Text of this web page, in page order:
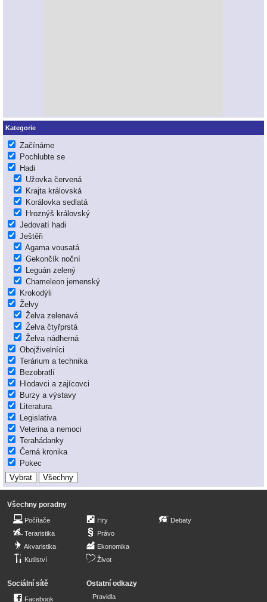
Kategorie
Začínáme
Pochlubte se
Hadi
Užovka červená
Krajta královská
Korálovka sedlatá
Hroznýš královský
Jedovatí hadi
Ještěři
Agama vousatá
Gekončík noční
Leguán zelený
Chameleon jemenský
Krokodýli
Želvy
Želva zelenavá
Želva čtyřprstá
Želva nádherná
Obojživelníci
Terárium a technika
Bezobratlí
Hlodavci a zajícovci
Burzy a výstavy
Literatura
Legislativa
Veterina a nemoci
Terahádanky
Černá kronika
Pokec
Všechny poradny
Počítače
Teraristika
Akvaristika
Kutilství
Hry
Právo
Ekonomika
Život
Debaty
Sociální sítě
Facebook
Ostatní odkazy
Pravidla